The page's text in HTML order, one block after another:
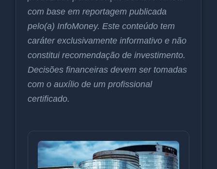
com base em reportagem publicada
pelo(a) InfoMoney. Este conteúdo tem
caráter exclusivamente informativo e não
constitui recomendação de investimento.
Decisões financeiras devem ser tomadas
com o auxílio de um profissional
certificado.